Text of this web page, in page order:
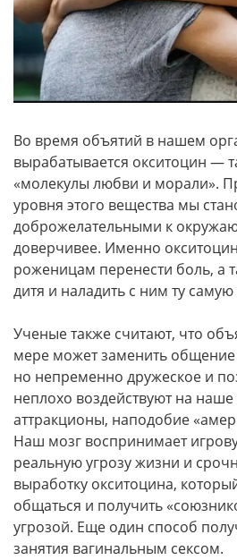
Во время объятий в нашем
вырабатывается окситоцин —
«молекулы любви и морали».
уровня этого вещества мы
доброжелательными к
доверчивее. Именно
роженицам перенести боль, а
дитя и наладить с ним ту
Ученые также считают, что
мере может заменить общение
но непременно дружеское и
неплохо воздействуют на
аттракционы, наподобие
Наш мозг воспринимает
реальную угрозу жизни и
выработку окситоцина,
общаться и получить
угрозой. Еще один способ
занятия вагинальным сексом.